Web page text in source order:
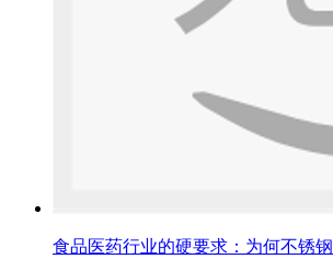
食品医药行业的硬要求：为何不锈钢